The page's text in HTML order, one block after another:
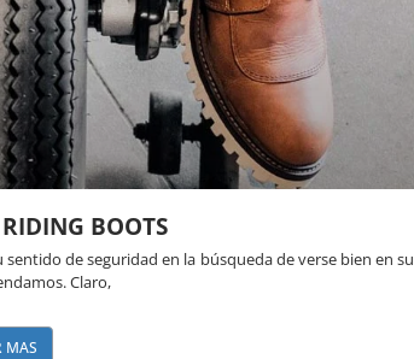
BOOTS
de seguridad en la búsqueda de verse bien en su
Claro,
MAS